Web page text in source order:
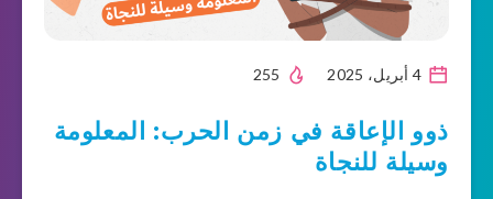
ذوو الإعاقة في زمن الحرب: المعلومة
وسيلة للنجاة